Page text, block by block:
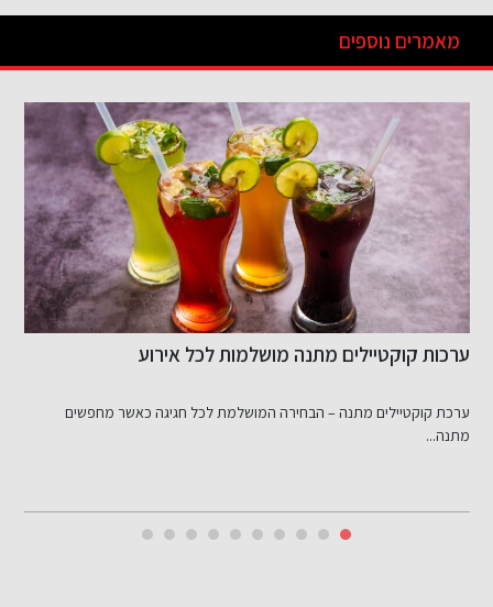
מאמרים נוספים
ערכות קוקטיילים מתנה מושלמות לכל אירוע
ערכת קוקטיילים מתנה – הבחירה המושלמת לכל חגיגה כאשר מחפשים
מתנה...